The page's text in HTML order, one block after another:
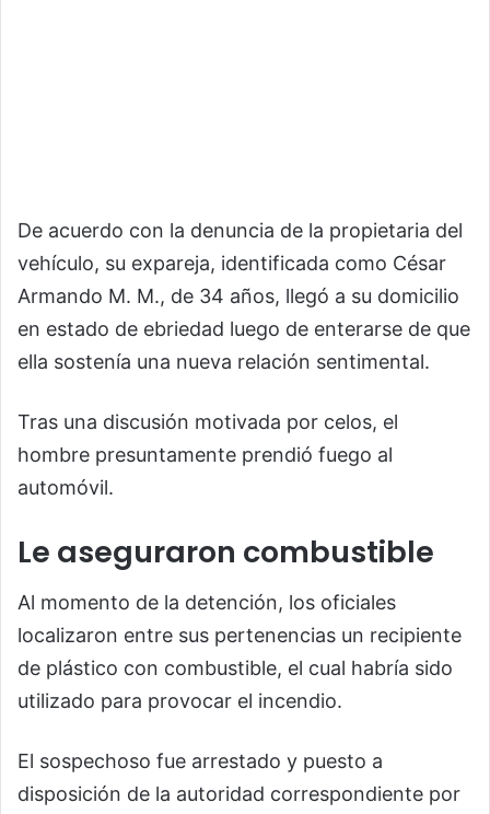
De acuerdo con la denuncia de la propietaria del
vehículo, su expareja, identificada como César
Armando M. M., de 34 años, llegó a su domicilio
en estado de ebriedad luego de enterarse de que
ella sostenía una nueva relación sentimental.
Tras una discusión motivada por celos, el
hombre presuntamente prendió fuego al
automóvil.
Le aseguraron combustible
Al momento de la detención, los oficiales
localizaron entre sus pertenencias un recipiente
de plástico con combustible, el cual habría sido
utilizado para provocar el incendio.
El sospechoso fue arrestado y puesto a
disposición de la autoridad correspondiente por